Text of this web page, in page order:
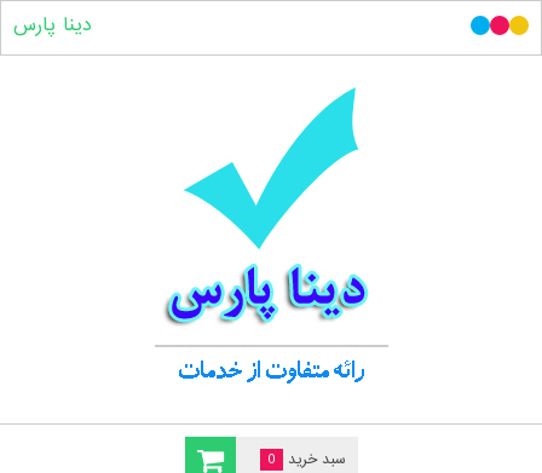
سبد خرید 0
دینا پارس